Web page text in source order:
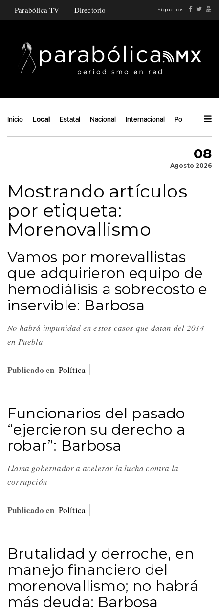
Parabólica TV Directorio Síguenos:
Inicio Local Estatal Nacional Internacional Política
08
Agosto 2026
Mostrando artículos
por etiqueta:
Morenovallismo
Vamos por morevallistas
que adquirieron equipo de
hemodiálisis a sobrecosto e
inservible: Barbosa
No habrá impunidad en estos casos que datan del 2014
en Puebla
Publicado en Política
Funcionarios del pasado
“ejercieron su derecho a
robar”: Barbosa
Llama gobernador a acelerar la lucha contra la
corrupción
Publicado en Política
Brutalidad y derroche, en
manejo financiero del
morenovallismo; no habrá
más deuda: Barbosa